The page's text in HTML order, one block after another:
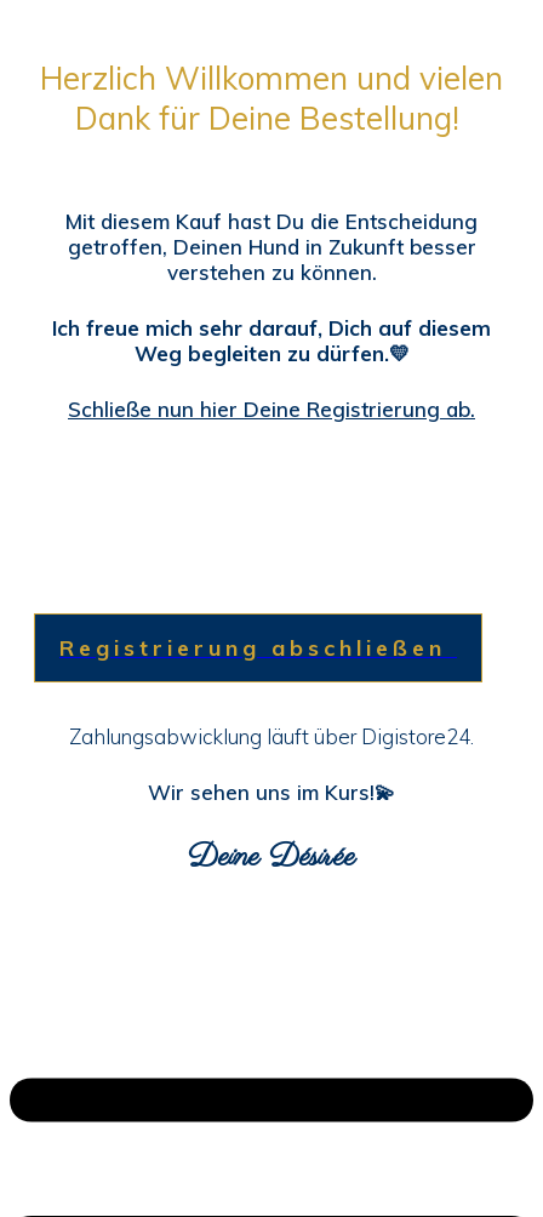
Herzlich Willkommen und vielen
Dank für Deine Bestellung!
Mit diesem Kauf hast Du die Entscheidung
getroffen, Deinen Hund in Zukunft besser
verstehen zu können.
Ich freue mich sehr darauf, Dich auf diesem
Weg begleiten zu dürfen.💛
Schließe nun hier Deine Registrierung ab.
Registrierung abschließen
Zahlungsabwicklung läuft über Digistore24.
Wir sehen uns im Kurs!💫
Deine Désirée